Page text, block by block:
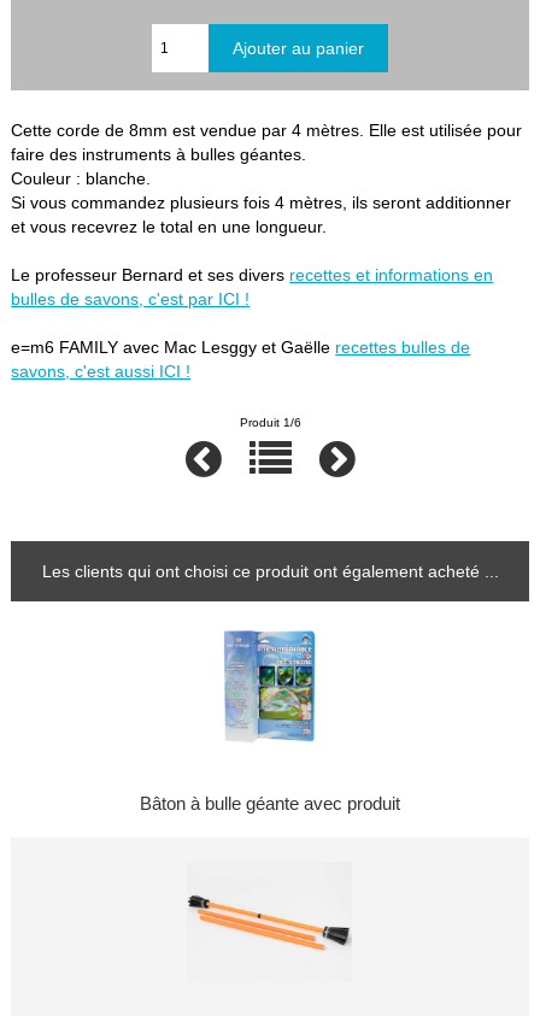
Cette corde de 8mm est vendue par 4 mètres. Elle est utilisée pour
faire des instruments à bulles géantes.
Couleur : blanche.
Si vous commandez plusieurs fois 4 mètres, ils seront additionner
et vous recevrez le total en une longueur.
Le professeur Bernard et ses divers recettes et informations en
bulles de savons, c'est par ICI !
e=m6 FAMILY avec Mac Lesggy et Gaëlle recettes bulles de
savons, c'est aussi ICI !
Produit 1/6
Les clients qui ont choisi ce produit ont également acheté ...
Bâton à bulle géante avec produit